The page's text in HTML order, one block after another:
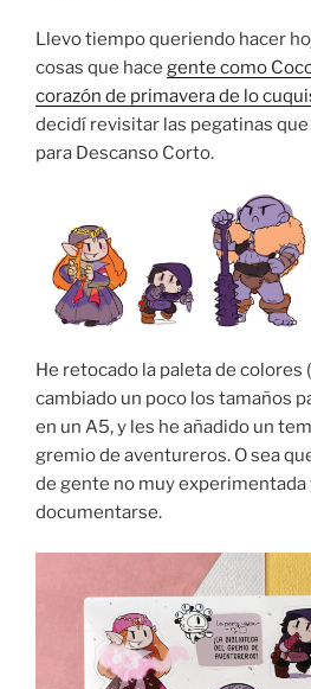
Llevo tiempo queriendo hacer
cosas que hace gente como
corazón de primavera de lo
decidí revisitar las pegatinas
para Descanso Corto.
He retocado la paleta de colores
cambiado un poco los tamaños
en un A5, y les he añadido un
gremio de aventureros. O sea
de gente no muy experimentada
documentarse.